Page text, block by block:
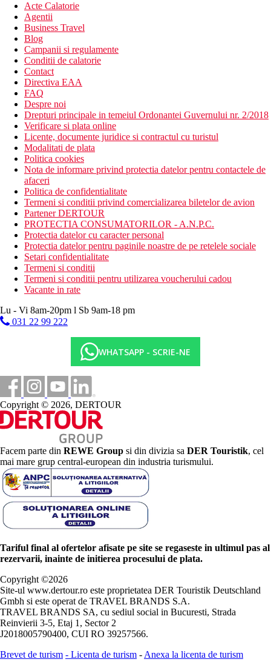
Acte Calatorie
Agentii
Business Travel
Blog
Campanii si regulamente
Conditii de calatorie
Contact
Directiva EAA
FAQ
Despre noi
Drepturi principale in temeiul Ordonantei Guvernului nr. 2/2018
Verificare si plata online
Licente, documente juridice si contractul cu turistul
Modalitati de plata
Politica cookies
Nota de informare privind protectia datelor pentru contactele de
afaceri
Politica de confidentialitate
Termeni si conditii privind comercializarea biletelor de avion
Partener DERTOUR
PROTECTIA CONSUMATORILOR - A.N.P.C.
Protectia datelor cu caracter personal
Protectia datelor pentru paginile noastre de pe retelele sociale
Setari confidentialitate
Termeni si conditii
Termeni si conditii pentru utilizarea voucherului cadou
Vacante in rate
Lu - Vi 8am-20pm l Sb 9am-18 pm
031 22 99 222
WHATSAPP - SCRIE-NE
Copyright © 2026, DERTOUR
Facem parte din REWE Group si din divizia sa DER Touristik, cel
mai mare grup central-european din industria turismului.
Tariful final al ofertelor afisate pe site se regaseste in ultimul pas al
rezervarii, inainte de initierea procesului de plata.
Copyright ©2026
Site-ul www.dertour.ro este proprietatea DER Touristik Deutschland
Gmbh si este operat de TRAVEL BRANDS S.A.
TRAVEL BRANDS SA, cu sediul social in Bucuresti, Strada
Reinvierii 3-5, Etaj 1, Sector 2
J2018005790400, CUI RO 39257566.
Brevet de turism - Licenta de turism - Anexa la licenta de turism